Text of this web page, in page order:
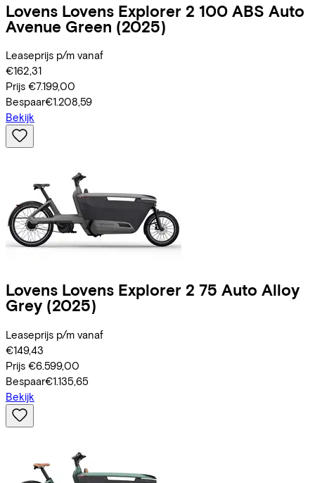
Lovens Lovens Explorer 2 100 ABS Auto
Avenue Green (2025)
Leaseprijs p/m vanaf
€162,31
Prijs €7.199,00
Bespaar€1.208,59
Bekijk
Lovens Lovens Explorer 2 75 Auto Alloy
Grey (2025)
Leaseprijs p/m vanaf
€149,43
Prijs €6.599,00
Bespaar€1.135,65
Bekijk